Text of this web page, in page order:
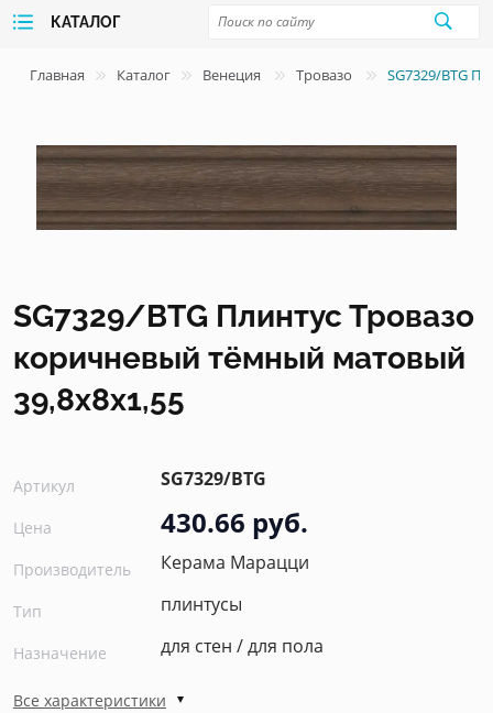
КАТАЛОГ
Главная Каталог Венеция Тровазо SG7329/BTG
SG7329/BTG Плинтус Тровазо
коричневый тёмный матовый
39,8x8x1,55
Артикул SG7329/BTG
Цена 430.66 руб.
Производитель Керама Марацци
Тип плинтусы
Назначение для стен / для пола
Все характеристики